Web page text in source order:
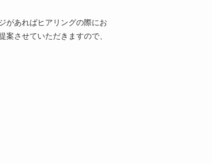
があればヒアリングの際にお
させていただきますので、